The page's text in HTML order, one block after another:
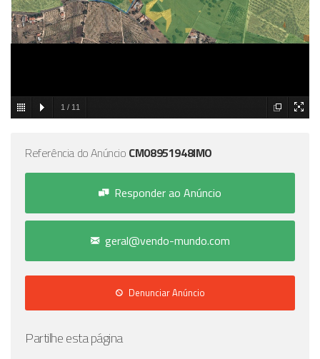
1 / 11
Referência do Anúncio CM08951948IMO
Responder ao Anúncio
geral@vendo-mundo.com
Denunciar Anúncio
Partilhe esta página